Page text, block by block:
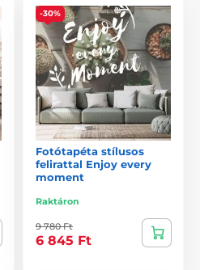
-30%
Fotótapéta stílusos
felirattal Enjoy every
moment
Raktáron
9 780 Ft
6 845 Ft